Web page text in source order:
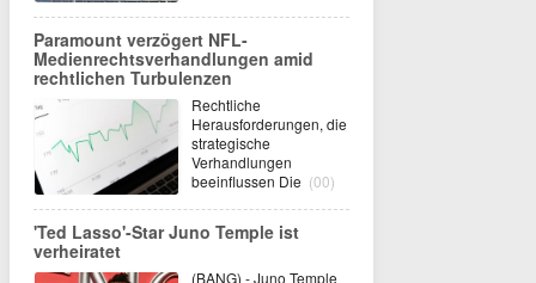
Paramount verzögert NFL-
Medienrechtsverhandlungen amid
rechtlichen Turbulenzen
Rechtliche
Herausforderungen, die
strategische
Verhandlungen
beeinflussen Die (00)
'Ted Lasso'-Star Juno Temple ist
verheiratet
(BANG) - Juno Temple